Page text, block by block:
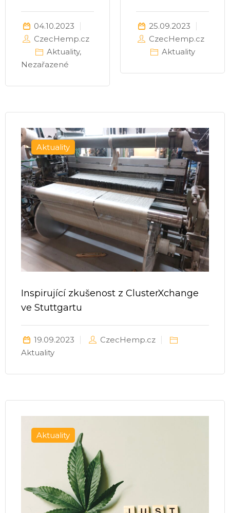
04.10.2023
CzecHemp.cz
Aktuality,
Nezařazené
25.09.2023
CzecHemp.cz
Aktuality
Aktuality
Inspirující zkušenost z ClusterXchange
ve Stuttgartu
19.09.2023
CzecHemp.cz
Aktuality
Aktuality